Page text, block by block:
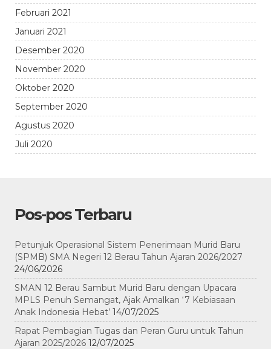
Februari 2021
Januari 2021
Desember 2020
November 2020
Oktober 2020
September 2020
Agustus 2020
Juli 2020
Pos-pos Terbaru
Petunjuk Operasional Sistem Penerimaan Murid Baru
(SPMB) SMA Negeri 12 Berau Tahun Ajaran 2026/2027
24/06/2026
SMAN 12 Berau Sambut Murid Baru dengan Upacara
MPLS Penuh Semangat, Ajak Amalkan ‘7 Kebiasaan
Anak Indonesia Hebat’ 14/07/2025
Rapat Pembagian Tugas dan Peran Guru untuk Tahun
Ajaran 2025/2026 12/07/2025